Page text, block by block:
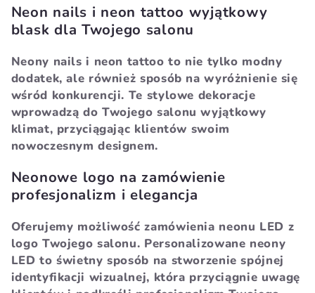
Neon nails i neon tattoo wyjątkowy
blask dla Twojego salonu
Neony nails i neon tattoo to nie tylko modny
dodatek, ale również sposób na wyróżnienie się
wśród konkurencji. Te stylowe dekoracje
wprowadzą do Twojego salonu wyjątkowy
klimat, przyciągając klientów swoim
nowoczesnym designem.
Neonowe logo na zamówienie
profesjonalizm i elegancja
Oferujemy możliwość zamówienia neonu LED z
logo Twojego salonu. Personalizowane neony
LED to świetny sposób na stworzenie spójnej
identyfikacji wizualnej, która przyciągnie uwagę